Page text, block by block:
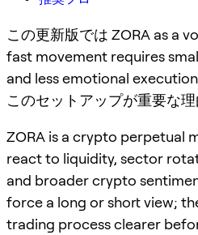
この更新版では ZORA as a
fast movement requires
and less emotional
このセットアップが重要な理
ZORA is a crypto perpetual
react to liquidity, sector
and broader crypto
force a long or short view;
trading process clearer